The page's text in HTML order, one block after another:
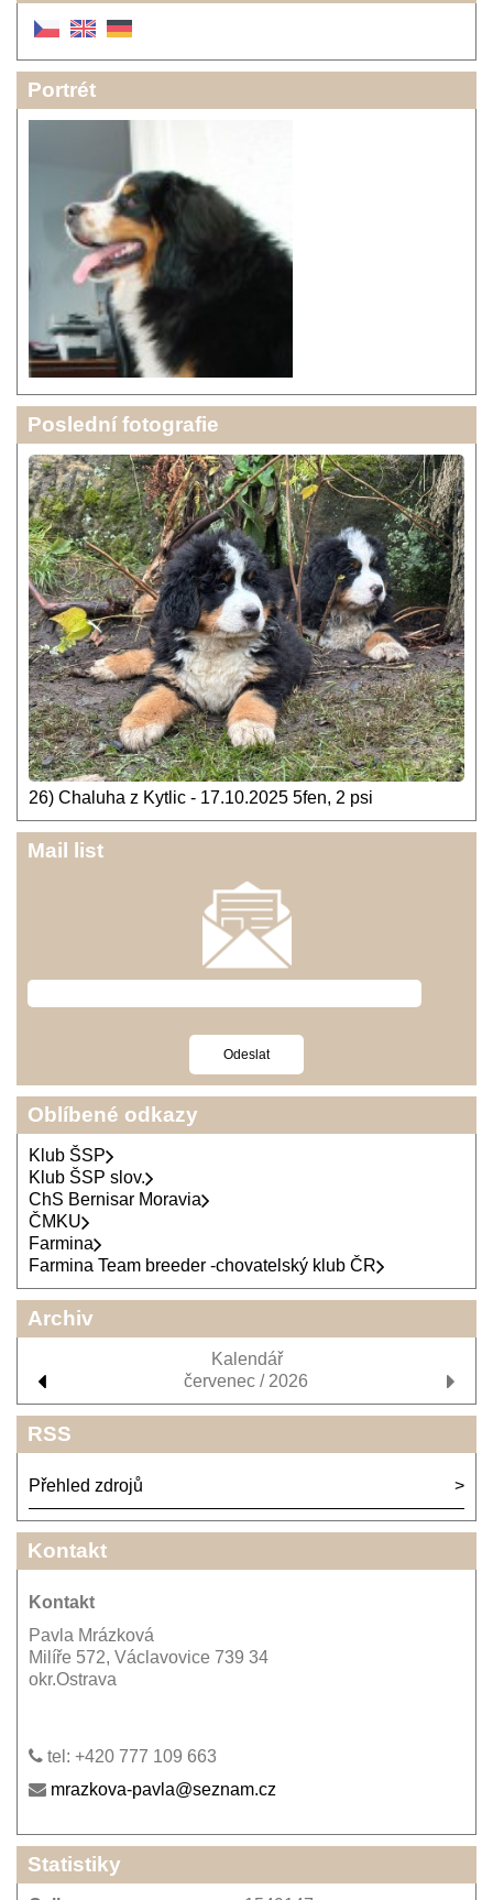
Portrét
Poslední fotografie
26) Chaluha z Kytlic - 17.10.2025 5fen, 2 psi
Mail list
Oblíbené odkazy
Klub ŠSP
Klub ŠSP slov.
ChS Bernisar Moravia
ČMKU
Farmina
Farmina Team breeder -chovatelský klub ČR
Archiv
Kalendář
červenec / 2026
RSS
Přehled zdrojů
Kontakt
Kontakt
Pavla Mrázková
Milíře 572, Václavovice 739 34
okr.Ostrava
tel: +420 777 109 663
mrazkova-pavla@seznam.cz
Statistiky